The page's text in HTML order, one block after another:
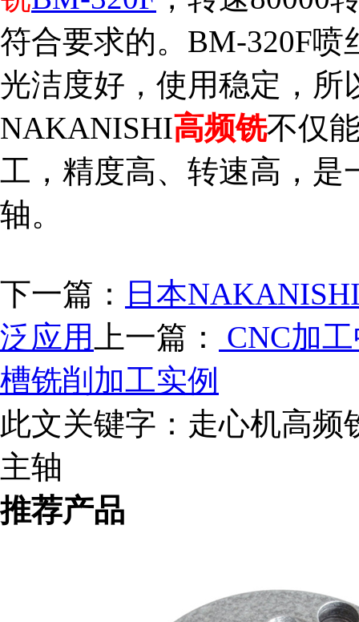
符合要求的。BM-320F
光洁度好，使用稳定，所
NAKANISHI高频铣不仅
工，精度高、转速高，是
轴。
下一篇：
日本
泛应用
上一篇：
CNC加
槽铣削加工实例
此文关键字： 走心机高频
主轴
推荐产品